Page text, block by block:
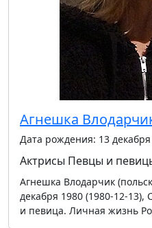
Агнешка
Дата рождения: 13
Актрисы Певцы и
Агнешка Влодарчик
декабря 1980 (1980-12-13),
и певица. Личная жизнь